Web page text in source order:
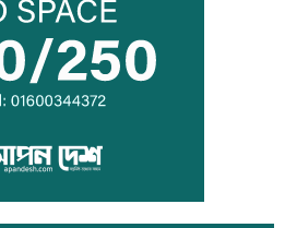
তনু হত্যার আসামি সাবেক সেনাসদস্য
হাফিজুরকে আত্মসমর্পণের নির্দেশ
দুদকের মামলায় ঢাকা ব্যাংকের ৪ কর্মকর্তার
কারাদণ্ড